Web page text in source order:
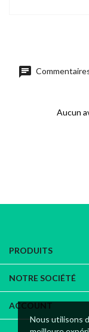
Nous utilisons
chat
Aucun
PRODUITS
NOTRE SOCIÉTÉ
ACCOUNT